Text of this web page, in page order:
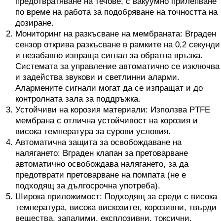
по време на работа за подобряване на точността на
дозиране.
Мониторинг на разкъсване на мембраната: Вграден
сензор открива разкъсване в рамките на 0,2 секунди
и незабавно изпраща сигнал за обратна връзка.
Системата за управление автоматично се изключва
и задейства звукови и светлинни аларми.
Алармените сигнали могат да се изпращат и до
контролната зала за поддръжка.
Устойчиви на корозия материали: Използва PTFE
мембрана с отлична устойчивост на корозия и
висока температура за сурови условия.
Автоматична защита за освобождаване на
налягането: Вграден клапан за претоварване
автоматично освобождава налягането, за да
предотврати претоварване на помпата (не е
подходящ за дългосрочна употреба).
Широка приложимост: Подходящ за среди с висока
температура, висока вискозитет, корозивни, твърди
вещества, запалими, експлозивни, токсични,